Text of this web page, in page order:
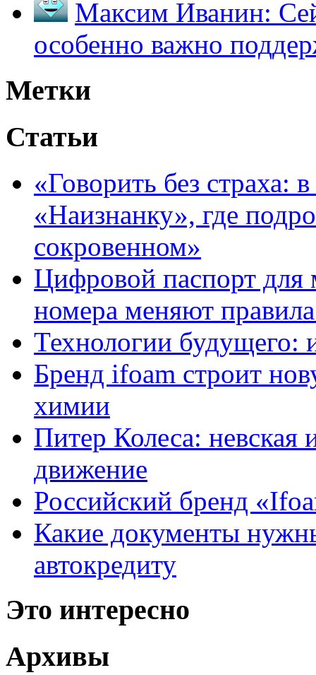
Максим Иванин:
особенно важно
Метки
Статьи
«Говорить без страха:
«Наизнанку», где
сокровенном»
Цифровой паспорт для
номера меняют
Технологии будущего:
Бренд ifoam строит
химии
Питер Колеса: невская
движение
Российский бренд
Какие документы
автокредиту
Это интересно
Архивы